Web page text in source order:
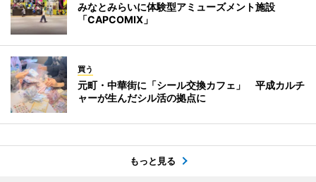
みなとみらいに体験型アミューズメント施設
「CAPCOMIX」
買う
元町・中華街に「シール交換カフェ」 平成カルチ
ャーが生んだシル活の拠点に
もっと見る